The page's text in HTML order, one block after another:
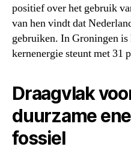
positief over het gebruik
van hen vindt dat
gebruiken. In Groningen is
kernenergie steunt met 31
Draagvlak
duurzame
fossiel